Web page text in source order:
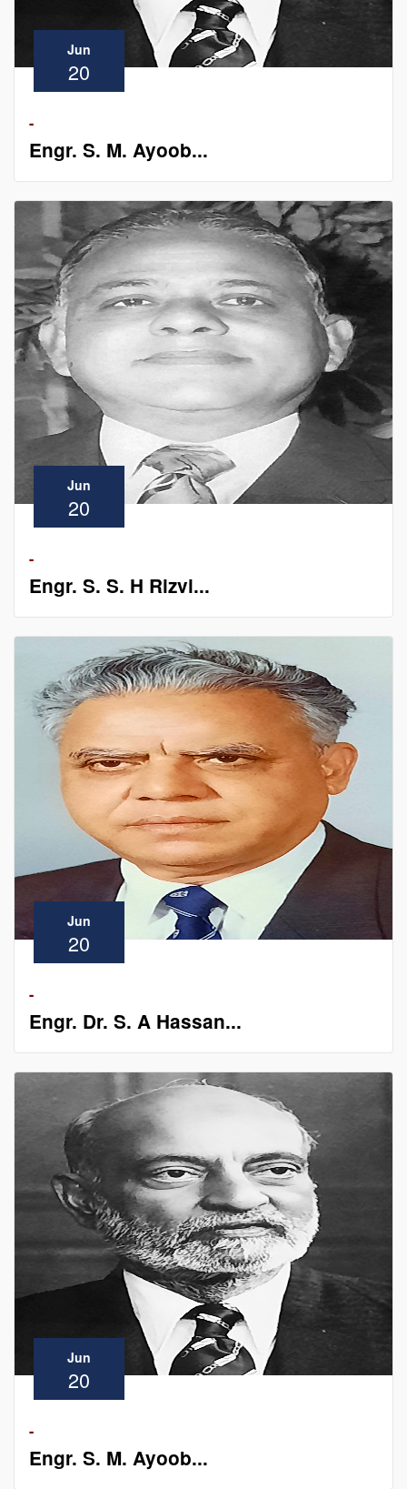
Jun
20
-
Engr. S. M. Ayoob...
Jun
20
-
Engr. S. S. H Rizvi...
Jun
20
-
Engr. Dr. S. A Hassan...
Jun
20
-
Engr. S. M. Ayoob...